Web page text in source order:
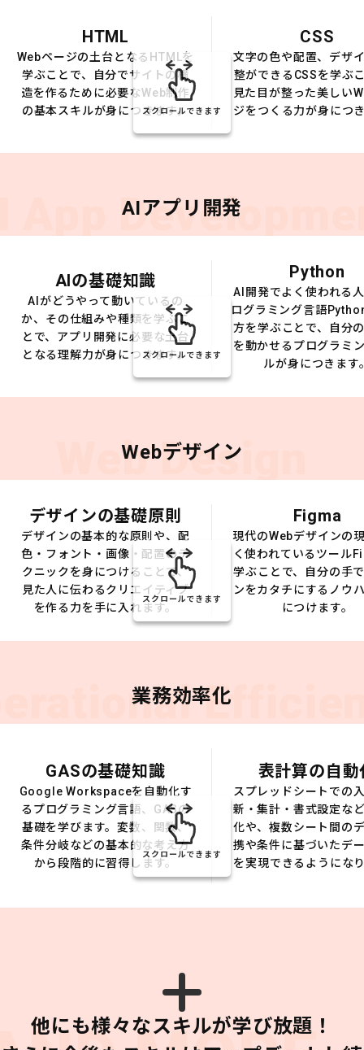
HTML
Webページの土台となるHTMLを
学ぶことで、自分でサイトの構
造を作るために必要なWeb制作
の基本スキルが身につきます。
CSS
文字の色や配置、デザ
整ができるCSSを学ぶ
見た目が整った美しい
ジをつくる力が身につ
スクロールできます
App AIアプリ開発
AIの基礎知識
AIがどうやって動いているの
か、その仕組みや種類を学ぶこ
とで、アプリ開発に必要な土台
となる理解力が身につきます。
Python
AI開発でよく使われる
ログラミング言語
方を学ぶことで、自分
を動かせるプログラミ
ルが身につきます
スクロールできます
Web Design
Webデザイン
デザインの基礎原則
デザインの基本的な原則や、配
色・フォント・画像・配置のテ
クニックを身につけることで、
見た人に伝わるクリエイティブ
を作る力を手に入れます。
Figma
現代のWebデザインの
く使われているツール
学ぶことで、自分の手
ンをカタチにするノウ
につけます。
スクロールできます
業務効率化
GASの基礎知識
Google Workspaceを自動化す
るプログラミング言語、GASの
基礎を学びます。変数、関数、
条件分岐などの基本的な考え方
から段階的に習得します。
表計算の自動
スプレッドシートでの
新・集計・書式設定な
化や、複数シート間の
携や条件に基づいたデ
を実現できるようにな
スクロールできます
他にも様々なスキルが学び放題！